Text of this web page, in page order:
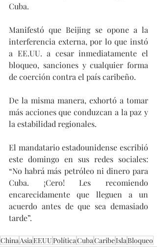
Cuba.
Manifestó que Beijing se opone a la
interferencia externa, por lo que instó
a EE.UU. a cesar inmediatamente el
bloqueo, sanciones y cualquier forma
de coerción contra el país caribeño.
De la misma manera, exhortó a tomar
más acciones que conduzcan a la paz y
la estabilidad regionales.
El mandatario estadounidense escribió
este domingo en sus redes sociales:
“No habrá más petróleo ni dinero para
Cuba. ¡Cero! Les recomiendo
encarecidamente que lleguen a un
acuerdo antes de que sea demasiado
tarde”.
ChinaAsiaEEUUPolíticaCubaCaribeIslaBloqueo